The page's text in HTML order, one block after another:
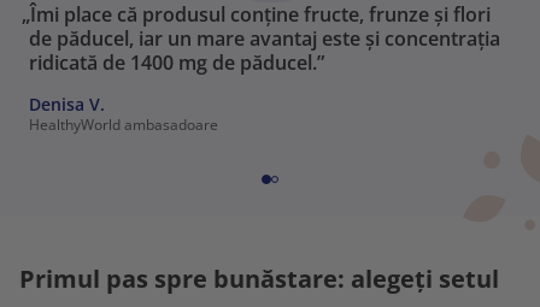
„Îmi place că produsul conține fructe, frunze și flori
de păducel, iar un mare avantaj este și concentrația
ridicată de 1400 mg de păducel.”
Denisa V.
HealthyWorld ambasadoare
Primul pas spre bunăstare: alegeți setul